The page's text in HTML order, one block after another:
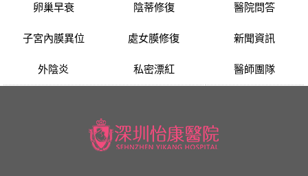
卵巢早衰
子宮內膜異位
外陰炎
陰蒂修復
處女膜修復
私密漂紅
醫院問答
新聞資訊
醫師團隊